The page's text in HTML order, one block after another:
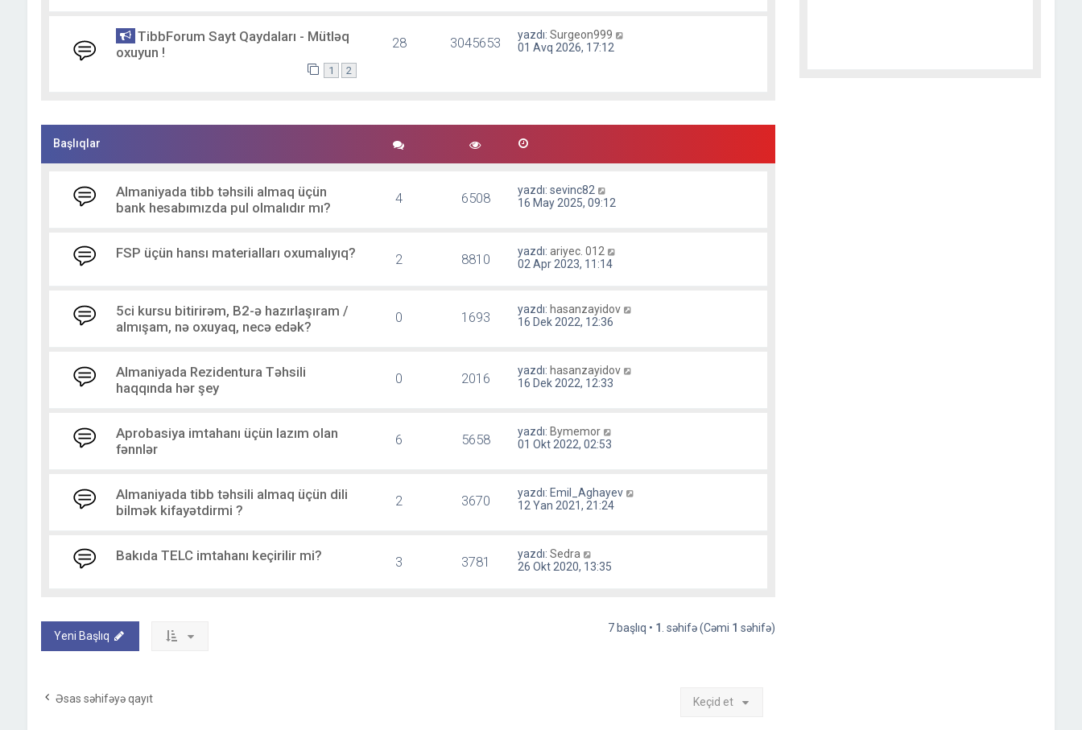
TibbForum Sayt Qaydaları - Mütləq
oxuyun !
1 2
28 3045653 yazdı:Surgeon999
01 Avq 2026, 17:12
Başlıqlar
Almaniyada tibb təhsili almaq üçün
bank hesabımızda pul olmalıdır mı?
4 6508 yazdı:sevinc82
16 May 2025, 09:12
FSP üçün hansı materialları oxumalıyıq? 2 8810 yazdı:ariyec. 012
02 Apr 2023, 11:14
5ci kursu bitirirəm, B2-ə hazırlaşıram /
almışam, nə oxuyaq, necə edək?
0 1693 yazdı: hasanzayidov
16 Dek 2022, 12:36
Almaniyada Rezidentura Təhsili
haqqında hər şey
0 2016 yazdı: hasanzayidov
16 Dek 2022, 12:33
Aprobasiya imtahanı üçün lazım olan
fənnlər
6 5658 yazdı: Bymemor
01 Okt 2022, 02:53
Almaniyada tibb təhsili almaq üçün dili
bilmək kifayətdirmi ?
2 3670 yazdı: Emil_Aghayev
12 Yan 2021, 21:24
Bakıda TELC imtahanı keçirilir mi? 3 3781 yazdı:Sedra
26 Okt 2020, 13:35
Yeni Başlıq
7 başlıq • 1 . səhifə (Cəmi 1 səhifə)
Əsas səhifəyə qayıt Keçid et